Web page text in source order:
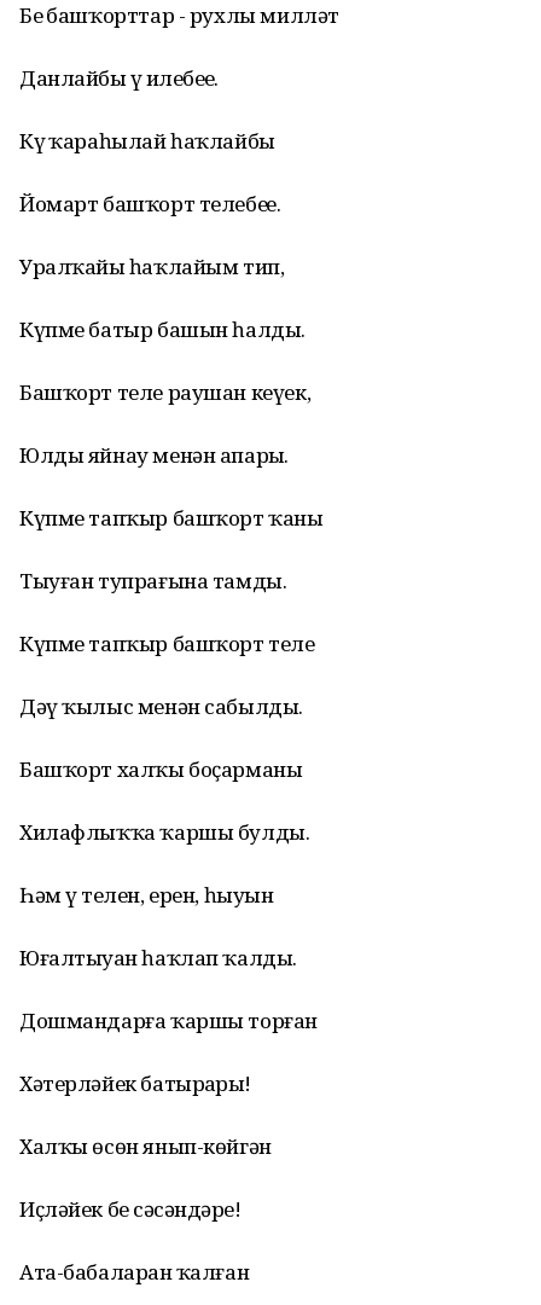
Беҙ башҡорттар - рухлы милләт
Данлайбыҙ үҙ илебеҙҙе.
Күҙ ҡараһылай һаҡлайбыҙ
Йомарт башҡорт телебеҙҙе.
Уралҡайҙы һаҡлайым тип,
Күпме батыр башын һалды.
Башҡорт теле раушан кеүек,
Юлды яйнау менән апарҙы.
Күпме тапҡыр башҡорт ҡаны
Тыуған тупрағына тамды.
Күпме тапҡыр башҡорт теле
Дәү ҡылыс менән сабылды.
Башҡорт халҡы боҫарманы
Хилафлыҡҡа ҡаршы булды.
Һәм үҙ телен, ерен, һыуын
Юғалтыуҙан һаҡлап ҡалды.
Дошмандарға ҡаршы торған
Хәтерләйек батырҙарҙы!
Халҡы өсөн янып-көйгән
Иҫләйек беҙ сәсәндәрҙе!
Ата-бабаларҙан ҡалған